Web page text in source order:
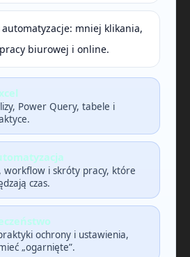
mniej klikania,
biurowej i online.
Power Query, tabele i
workflow i skróty pracy, które
czas.
ochrony i ustawienia,
„ogarnięte”.